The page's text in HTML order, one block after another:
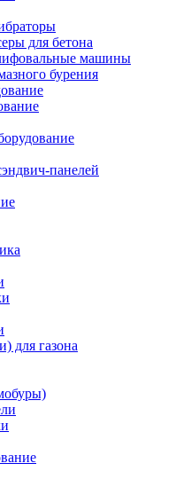
для бетона
машины
бурения
панелей
для газона